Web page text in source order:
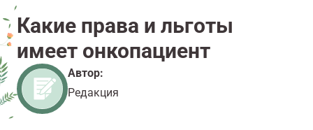
Какие права и льготы
имеет онкопациент
Автор:
Редакция